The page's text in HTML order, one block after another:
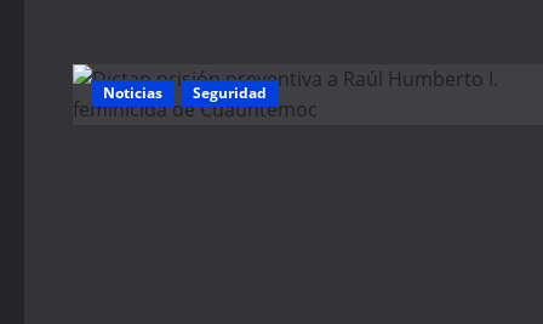
Noticias Seguridad